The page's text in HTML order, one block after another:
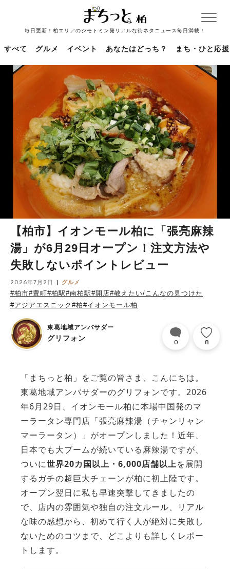
毎日更新！柏エリアのジモトミン発リアルな街ネタニュース毎日満載！
すべて グルメ イベント あなたはどっち？ まち・ひと応援
【柏市】イオンモール柏に「張亮麻辣
湯」が6月29日オープン！注文方法や
失敗しないポイントレビュー
2026年7月2日 グルメ
#柏市#豊町#柏駅#南柏駅#開店#教えたい/こんなの見つけた
#アジアエスニック #柏#イオンモール柏
東葛地域アンバサダー
グリフォン 0 8
「まちっと柏」をご覧の皆さま、こんにちは。
東葛地域アンバサダーのグリフォンです。2026
年6月29日、イオンモール柏に本場中国発のマ
ーラータン専門店「張亮麻辣湯（チャンリャン
マーラータン）」がオープンしました！近年、
日本でも大ブームが続いている麻辣湯ですが、
ついに世界20カ国以上・6,000店舗以上を展開
するガチの超巨大チェーンが柏に初上陸です。
オープン翌日に私も早速突撃してきましたの
で、店内の雰囲気や独自の注文ルール、リアル
な味の感想から、初めて行く人が絶対に失敗し
ないためのコツまで、どこよりも詳しくレポー
トします。